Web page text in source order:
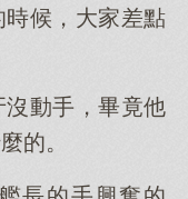
候，大家差點
動手，畢竟他
的。